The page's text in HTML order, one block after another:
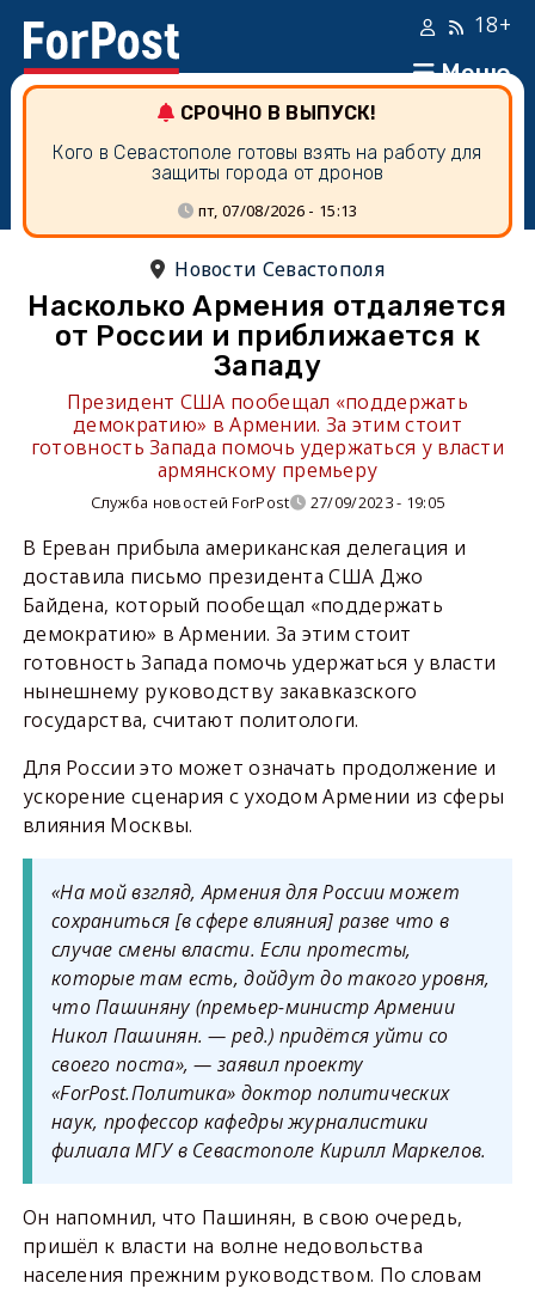
Меню
18+
СРОЧНО В ВЫПУСК!
Кого в Севастополе готовы взять на работу для
защиты города от дронов
пт, 07/08/2026 - 15:13
Новости Севастополя
Насколько Армения отдаляется
от России и приближается к
Западу
Президент США пообещал «поддержать
демократию» в Армении. За этим стоит
готовность Запада помочь удержаться у власти
армянскому премьеру
Служба новостей ForPost 27/09/2023 - 19:05
В Ереван прибыла американская делегация и
доставила письмо президента США Джо
Байдена, который пообещал «поддержать
демократию» в Армении. За этим стоит
готовность Запада помочь удержаться у власти
нынешнему руководству закавказского
государства, считают политологи.
Для России это может означать продолжение и
ускорение сценария с уходом Армении из сферы
влияния Москвы.
«На мой взгляд, Армения для России может
сохраниться [в сфере влияния] разве что в
случае смены власти. Если протесты,
которые там есть, дойдут до такого уровня,
что Пашиняну (премьер-министр Армении
Никол Пашинян. — ред.) придётся уйти со
своего поста», — заявил проекту
«ForPost.Политика» доктор политических
наук, профессор кафедры журналистики
филиала МГУ в Севастополе Кирилл Маркелов.
Он напомнил, что Пашинян, в свою очередь,
пришёл к власти на волне недовольства
населения прежним руководством. По словам